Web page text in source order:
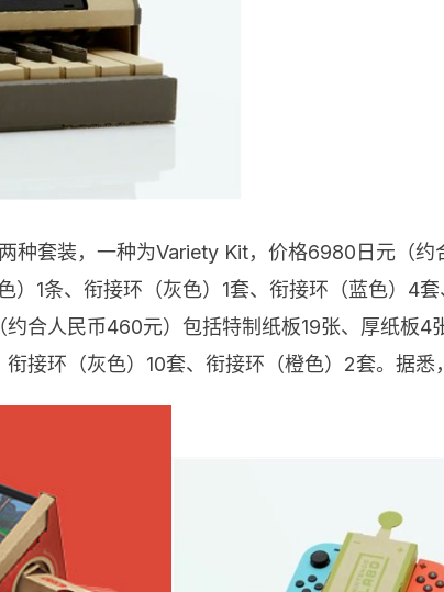
种套装，一种为Variety Kit，价格6980日元（
）1条、衔接环（灰色）1套、衔接环（蓝色）4
合人民币460元）包括特制纸板19张、厚纸板4
接环（灰色）10套、衔接环（橙色）2套。据悉